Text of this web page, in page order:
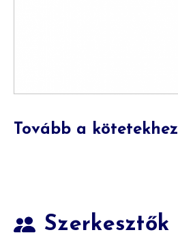
Tovább a kötetekhez
Szerkesztők